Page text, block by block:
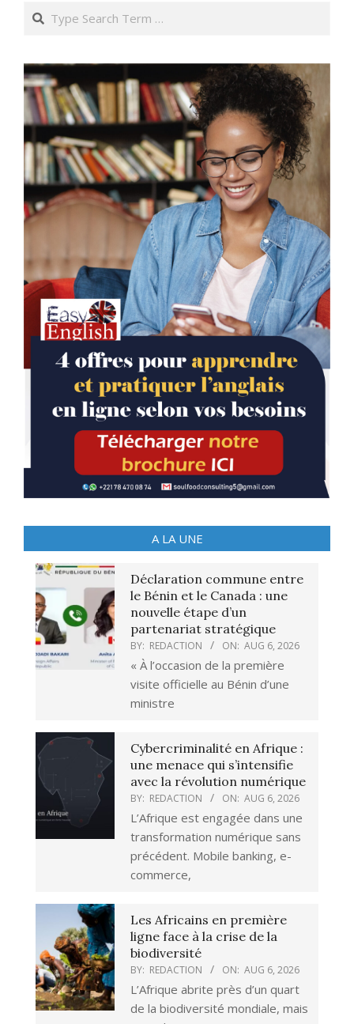
Search
A LA UNE
Déclaration commune entre
le Bénin et le Canada : une
nouvelle étape d’un
partenariat stratégique
BY: REDACTION ON: AUG 6, 2026
« À l’occasion de la première
visite officielle au Bénin d’une
ministre
Cybercriminalité en Afrique :
une menace qui s’intensifie
avec la révolution numérique
BY: REDACTION ON: AUG 6, 2026
L’Afrique est engagée dans une
transformation numérique sans
précédent. Mobile banking, e-
commerce,
Les Africains en première
ligne face à la crise de la
biodiversité
BY: REDACTION ON: AUG 6, 2026
L’Afrique abrite près d’un quart
de la biodiversité mondiale, mais